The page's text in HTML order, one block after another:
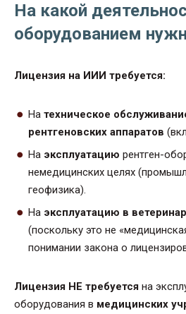
На какой
оборудованием
Лицензия на ИИИ требуется:
На техническое
рентгеновских аппаратов
На эксплуатацию рентген-
немедицинских целях
геофизика).
На эксплуатацию в
(поскольку это не
понимании закона о
Лицензия НЕ требуется на
оборудования в медицинских